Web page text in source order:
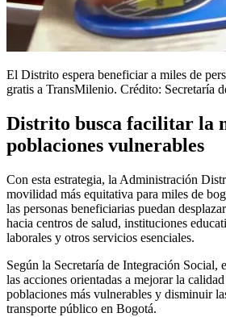
El Distrito espera beneficiar a miles de
gratis a TransMilenio. Crédito: Secretaría
Distrito busca facilitar la
poblaciones vulnerables
Con esta estrategia, la Administración
movilidad más equitativa para miles de
las personas beneficiarias puedan
hacia centros de salud, instituciones
laborales y otros servicios esenciales.
Según la Secretaría de Integración Social,
las acciones orientadas a mejorar la
poblaciones más vulnerables y disminuir
transporte público en Bogotá.